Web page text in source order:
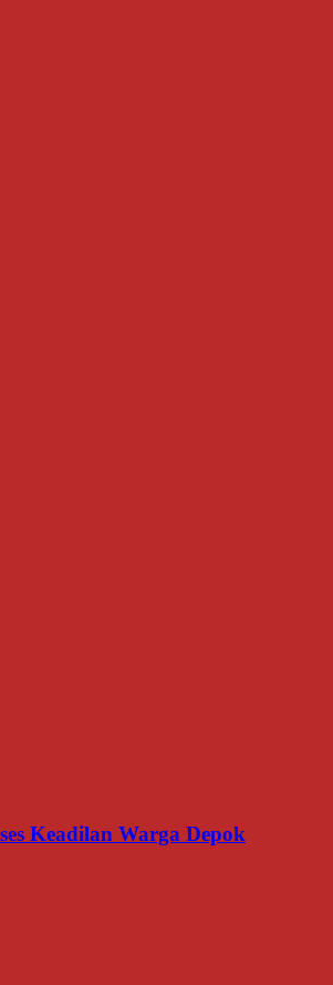
Keadilan Warga Depok